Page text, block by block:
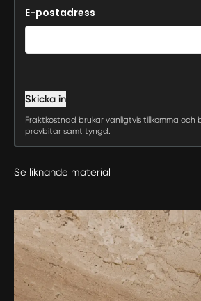
E-postadress
Skicka in
Fraktkostnad brukar vanligtvis tillkomma och
provbitar samt tyngd.
Se liknande material